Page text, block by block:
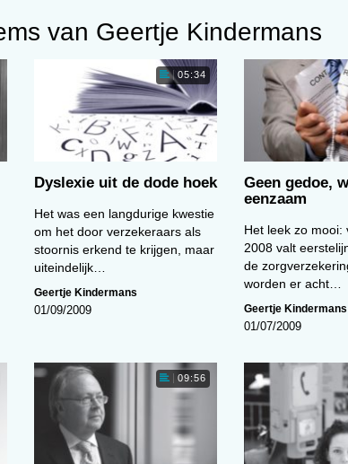
van Geertje Kindermans
05:34
Dyslexie uit de dode hoek
Het was een langdurige kwestie
om het door verzekeraars als
stoornis erkend te krijgen, maar
uiteindelijk…
Geertje Kindermans
01/09/2009
Geen gedoe,
eenzaam
Het leek zo mooi:
2008 valt
de
worden er acht…
Geertje Kindermans
01/07/2009
09:56